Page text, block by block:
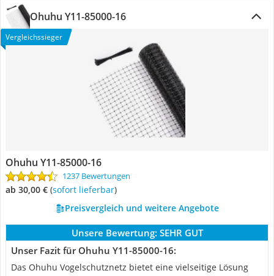
Ohuhu Y11-85000-16
Vergleichssieger
Ohuhu Y11-85000-16
1237 Bewertungen
ab 30,00 € ( Sofort lieferbar)
Preisvergleich und weitere Angebote
Unsere Bewertung: SEHR GUT
Unser Fazit für Ohuhu Y11-85000-16:
Das Ohuhu Vogelschutznetz bietet eine vielseitige Lösung